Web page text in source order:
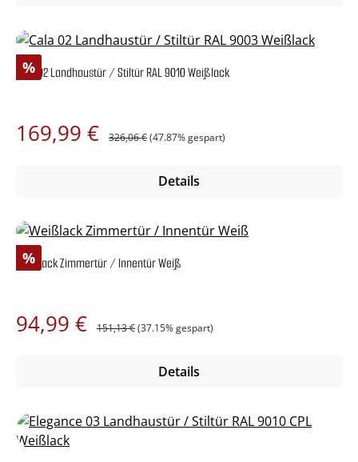
Rabatt
%
Cala 02 Landhaustür / Stiltür RAL 9010 Weißlack
Verkaufspreis:
169,99 €
326,06 €(47.87% gespart)
Details
Rabatt
%
Weißlack Zimmertür / Innentür Weiß
Verkaufspreis:
94,99 €
151,13 €(37.15% gespart)
Details